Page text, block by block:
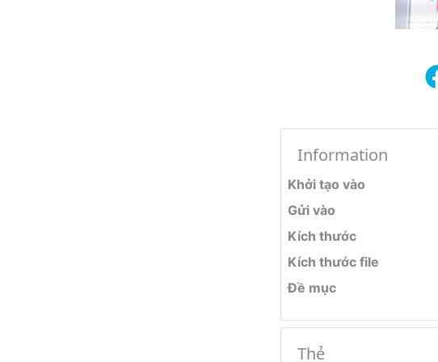
Information
Khởi tạo vào
Gửi vào
Kích thước
Kích thước file
Đề mục
Thẻ